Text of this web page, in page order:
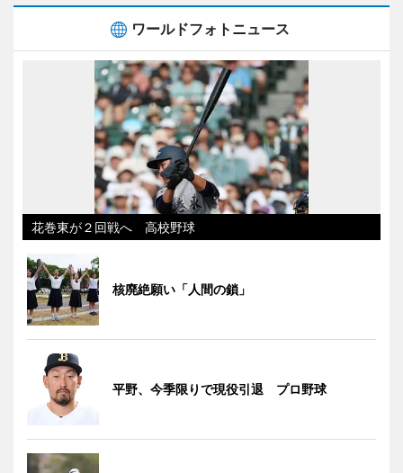
ワールドフォトニュース
花巻東が２回戦へ 高校野球
核廃絶願い「人間の鎖」
平野、今季限りで現役引退 プロ野球